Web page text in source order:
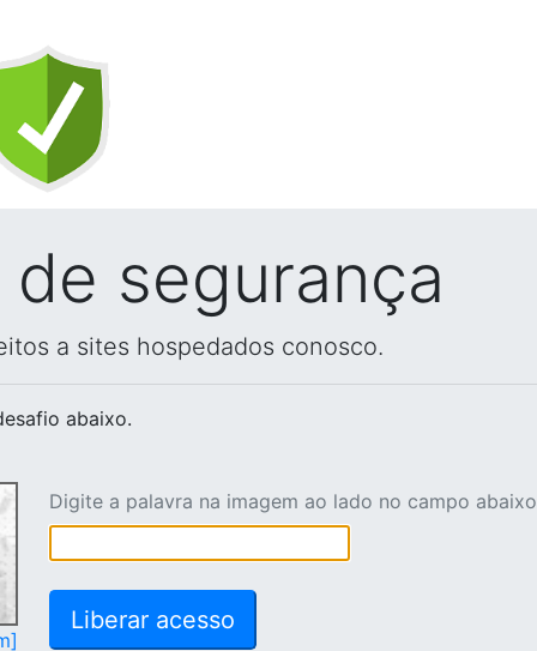
segurança
a sites hospedados conosco.
abaixo.
Digite a palavra na imagem ao lado no campo abaixo